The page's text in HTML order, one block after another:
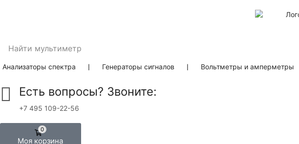
Найти мультиметр
Анализаторы спектра ❘ Генераторы сигналов ❘ Вольтметры и амперметры
Есть вопросы? Звоните:
+7 495 109-22-56
0
Моя корзина